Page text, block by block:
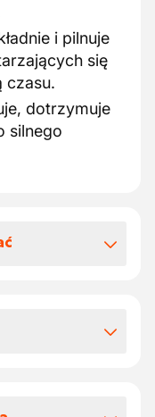
i pilnuje
się
czasu.
dotrzymuje
silnego